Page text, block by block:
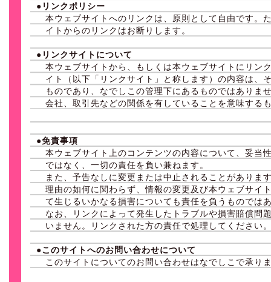
●リンクポリシー
本ウェブサイトへのリンクは、原則として自由です。
イトからのリンクはお断りします。
●リンクサイトについて
本ウェブサイトから、もしくは本ウェブサイトにリン
イト（以下「リンクサイト」と称します）の内容は、
ものであり、なでしこの管理下にあるものではありま
会社、取引先などの関係を有していることを意味する
●免責事項
本ウェブサイト上のコンテンツの内容について、妥当
ではなく、一切の責任を負い兼ねます。
また、予告なしに変更または中止されることがありま
理由の如何に関わらず、情報の変更及び本ウェブサイ
て生じるいかなる損害についても責任を負うものでは
なお、リンクによって発生したトラブルや損害賠償問
いません。リンクされた方の責任で処理してください
●このサイトへのお問い合わせについて
このサイトについてのお問い合わせはなでしこで承り